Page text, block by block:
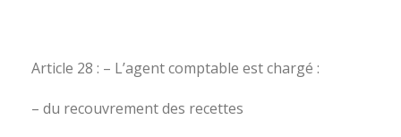
Article 28 : – L’agent comptable est chargé :
– du recouvrement des recettes